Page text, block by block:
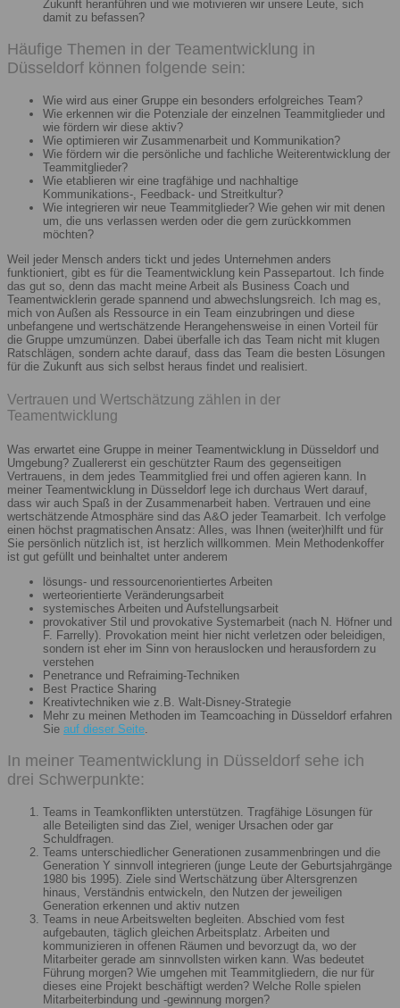
Zukunft heranführen und wie motivieren wir unsere Leute, sich
damit zu befassen?
Häufige Themen in der Teamentwicklung in
Düsseldorf können folgende sein:
Wie wird aus einer Gruppe ein besonders erfolgreiches Team?
Wie erkennen wir die Potenziale der einzelnen Teammitglieder und
wie fördern wir diese aktiv?
Wie optimieren wir Zusammenarbeit und Kommunikation?
Wie fördern wir die persönliche und fachliche Weiterentwicklung der
Teammitglieder?
Wie etablieren wir eine tragfähige und nachhaltige
Kommunikations-, Feedback- und Streitkultur?
Wie integrieren wir neue Teammitglieder? Wie gehen wir mit denen
um, die uns verlassen werden oder die gern zurückkommen
möchten?
Weil jeder Mensch anders tickt und jedes Unternehmen anders
funktioniert, gibt es für die Teamentwicklung kein Passepartout. Ich finde
das gut so, denn das macht meine Arbeit als Business Coach und
Teamentwicklerin gerade spannend und abwechslungsreich. Ich mag es,
mich von Außen als Ressource in ein Team einzubringen und diese
unbefangene und wertschätzende Herangehensweise in einen Vorteil für
die Gruppe umzumünzen. Dabei überfalle ich das Team nicht mit klugen
Ratschlägen, sondern achte darauf, dass das Team die besten Lösungen
für die Zukunft aus sich selbst heraus findet und realisiert.
Vertrauen und Wertschätzung zählen in der
Teamentwicklung
Was erwartet eine Gruppe in meiner Teamentwicklung in Düsseldorf und
Umgebung? Zuallererst ein geschützter Raum des gegenseitigen
Vertrauens, in dem jedes Teammitglied frei und offen agieren kann. In
meiner Teamentwicklung in Düsseldorf lege ich durchaus Wert darauf,
dass wir auch Spaß in der Zusammenarbeit haben. Vertrauen und eine
wertschätzende Atmosphäre sind das A&O jeder Teamarbeit. Ich verfolge
einen höchst pragmatischen Ansatz: Alles, was Ihnen (weiter)hilft und für
Sie persönlich nützlich ist, ist herzlich willkommen. Mein Methodenkoffer
ist gut gefüllt und beinhaltet unter anderem
lösungs- und ressourcenorientiertes Arbeiten
werteorientierte Veränderungsarbeit
systemisches Arbeiten und Aufstellungsarbeit
provokativer Stil und provokative Systemarbeit (nach N. Höfner und
F. Farrelly). Provokation meint hier nicht verletzen oder beleidigen,
sondern ist eher im Sinn von herauslocken und herausfordern zu
verstehen
Penetrance und Refraiming-Techniken
Best Practice Sharing
Kreativtechniken wie z.B. Walt-Disney-Strategie
Mehr zu meinen Methoden im Teamcoaching in Düsseldorf erfahren
Sie auf dieser Seite.
In meiner Teamentwicklung in Düsseldorf sehe ich
drei Schwerpunkte:
Teams in Teamkonflikten unterstützen. Tragfähige Lösungen für
alle Beteiligten sind das Ziel, weniger Ursachen oder gar
Schuldfragen.
Teams unterschiedlicher Generationen zusammenbringen und die
Generation Y sinnvoll integrieren (junge Leute der Geburtsjahrgänge
1980 bis 1995). Ziele sind Wertschätzung über Altersgrenzen
hinaus, Verständnis entwickeln, den Nutzen der jeweiligen
Generation erkennen und aktiv nutzen
Teams in neue Arbeitswelten begleiten. Abschied vom fest
aufgebauten, täglich gleichen Arbeitsplatz. Arbeiten und
kommunizieren in offenen Räumen und bevorzugt da, wo der
Mitarbeiter gerade am sinnvollsten wirken kann. Was bedeutet
Führung morgen? Wie umgehen mit Teammitgliedern, die nur für
dieses eine Projekt beschäftigt werden? Welche Rolle spielen
Mitarbeiterbindung und -gewinnung morgen?